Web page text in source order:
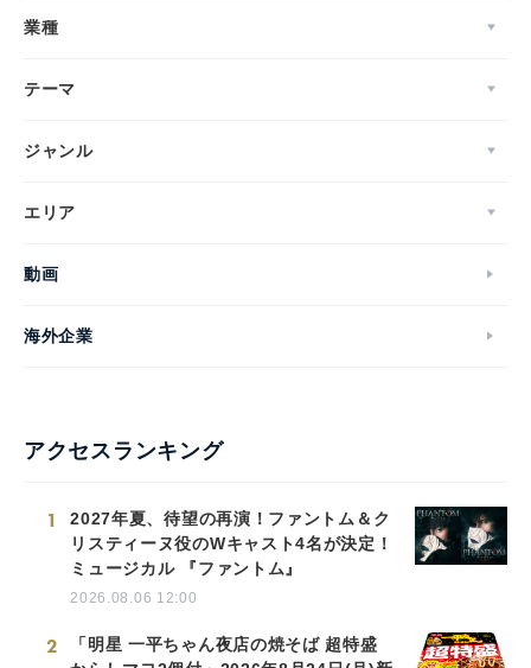
業種
テーマ
ジャンル
エリア
動画
海外企業
アクセスランキング
1
2027年夏、待望の再演！ファントム＆ク
リスティーヌ役のWキャスト4名が決定！
ミュージカル 『ファントム』
2026.08.06 12:00
2
「明星 一平ちゃん夜店の焼そば 超特盛